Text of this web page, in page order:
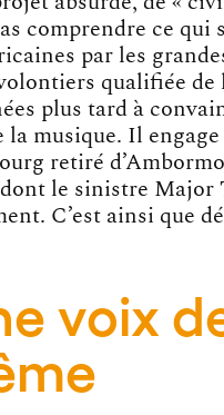
comprendre ce qui
par les
qualifiée de
plus tard à
musique. Il
retiré
le sinistre Major
C’est ainsi que
voix